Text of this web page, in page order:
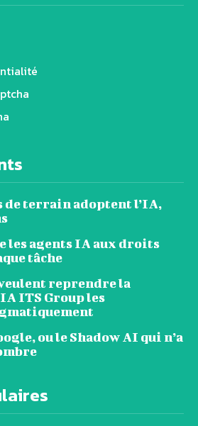
de terrain adoptent l’IA,
les agents IA aux droits
tâche
reprendre la
ITS Group les
ou le Shadow AI qui n’a